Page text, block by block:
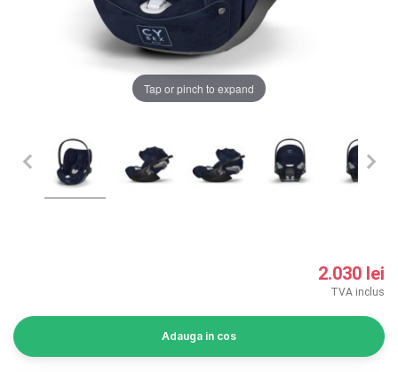
MARSUPII BEBELUSI
LEAGANE COPII
BABY MONITORS
BAIE SI TOALETA
Tap or pinch to expand
2.030 lei
TVA inclus
Adauga in cos
Chrome cu detalii negre
Alege culoarea cadrului